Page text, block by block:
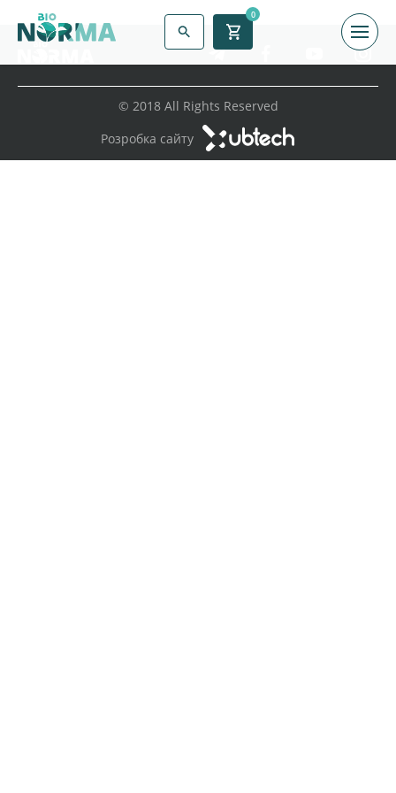
0
© 2018 All Rights Reserved
Розробка сайту